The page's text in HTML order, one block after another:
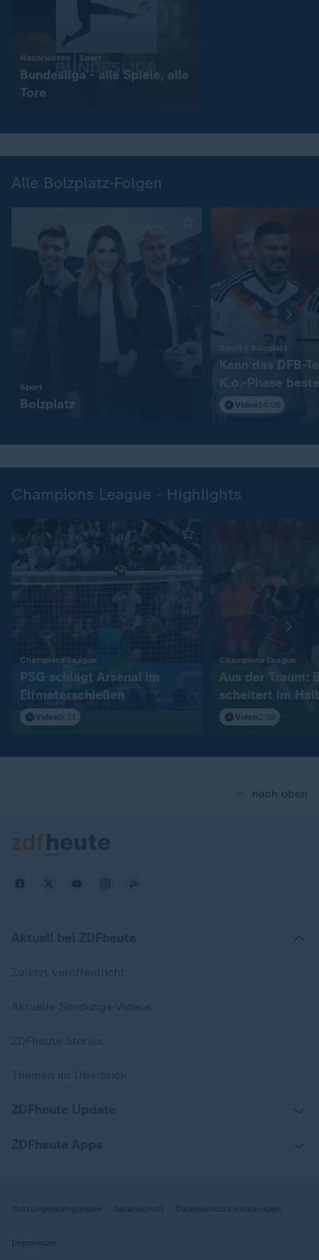
Nachrichten | Sport
Bundesliga - alle Spiele, alle
Tore
Alle Bolzplatz-Folgen
Sport
Bolzplatz
Sport | Bolzplatz
Kann das DFB-
K.o.-Phase
Video 14:08
Champions League - Highlights
Champions League
PSG schlägt Arsenal im
Elfmeterschießen
Video9:31
Champions League
Aus der Traum:
scheitert im
Video2:59
nach oben
Nutzungsbedingungen Datenschutz Datenschutzeinstellungen
Impressum